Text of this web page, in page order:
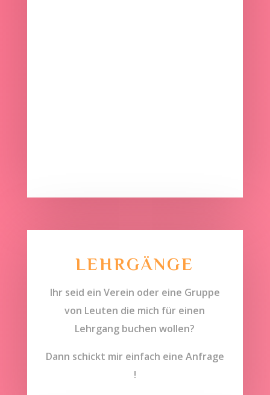
LEHRGÄNGE
Ihr seid ein Verein oder eine Gruppe
von Leuten die mich für einen
Lehrgang buchen wollen?
Dann schickt mir einfach eine Anfrage
!